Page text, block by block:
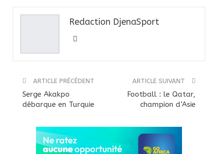
Redaction DjenaSport
ARTICLE PRÉCÉDENT
Serge Akakpo
débarque en Turquie
ARTICLE SUIVANT
Football : le Qatar,
champion d’Asie